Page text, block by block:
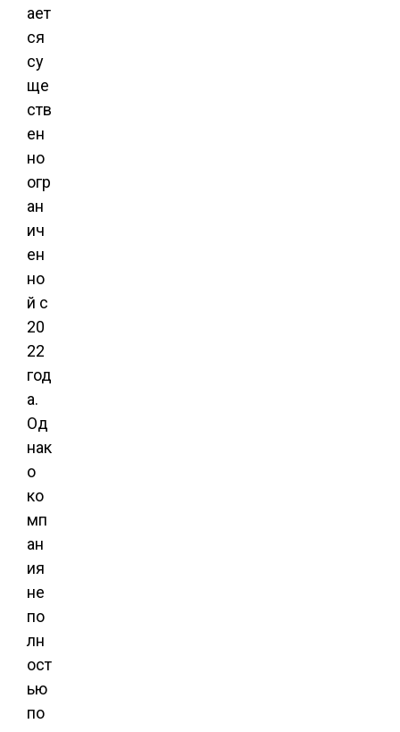
ает
ся
су
ще
ств
ен
но
огр
ан
ич
ен
но
й с
20
22
год
а.
Од
нак
о
ко
мп
ан
ия
не
по
лн
ост
ью
по